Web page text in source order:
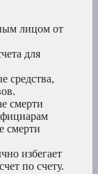
лицом от
для
средства,
смерти
смерти
избегает
по счету.